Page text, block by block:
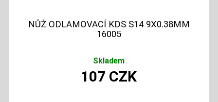
NŮŽ ODLAMOVACÍ KDS S14 9X0.38MM
16005
Skladem
107 CZK